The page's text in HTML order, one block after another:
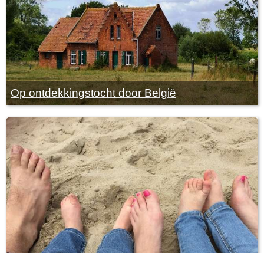
Op ontdekkingstocht door België